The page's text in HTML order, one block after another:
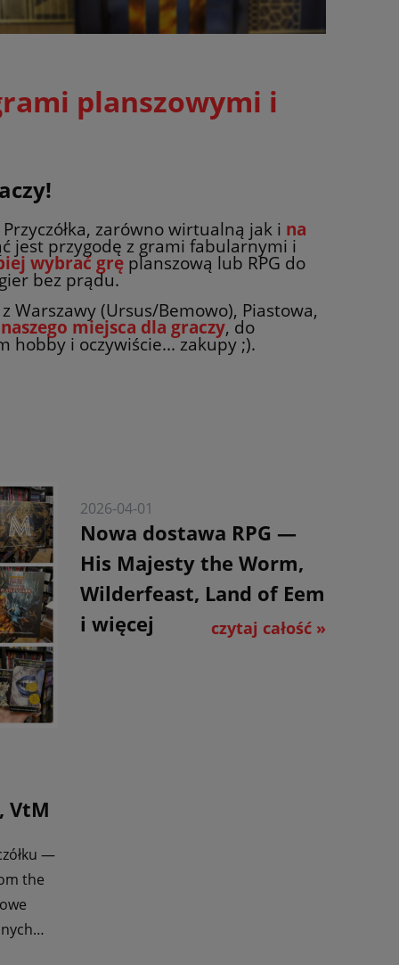
planszowymi i
zarówno wirtualną jak i na
jest przygodę z grami fabularnymi i
wybrać gręplanszową lub RPG do
bez prądu.
Warszawy (Ursus/Bemowo), Piastowa,
naszego miejsca dla graczy, do
hobby i oczywiście... zakupy ;).
VtM
—
the
2026-04-01
Nowa dostawa RPG —
His Majesty the Worm,
Wilderfeast, Land of Eem
i więcej
czytaj całość »